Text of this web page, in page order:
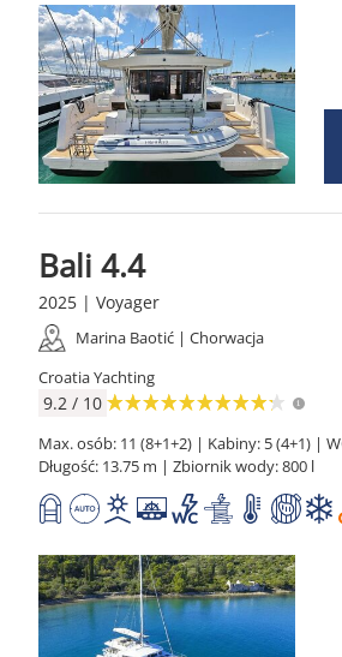
Bali 4.4
2025 | Voyager
Marina Baotić | Chorwacja
Croatia Yachting
9.2 / 10
Max. osób: 11 (8+1+2) | Kabiny: 5 (4+1) |
Długość: 13.75 m | Zbiornik wody: 800 l